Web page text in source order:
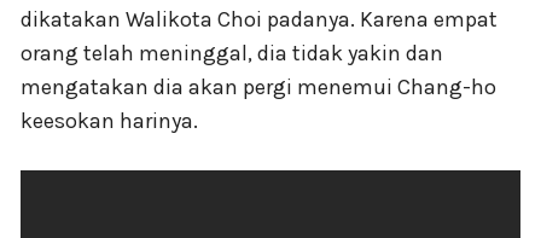
dikatakan Walikota Choi padanya. Karena empat
orang telah meninggal, dia tidak yakin dan
mengatakan dia akan pergi menemui Chang-ho
keesokan harinya.